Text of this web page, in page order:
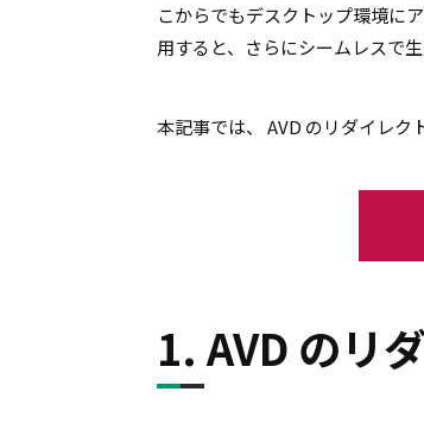
こからでもデスクトップ環境に
用すると、さらにシームレスで
本記事では、 AVD のリダイレク
1. AVD のリ